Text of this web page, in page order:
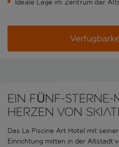
Ideale Lage im Zentrum der
EIN FÜNF-STERNE-
HERZEN VON
Das La Piscine Art Hotel mit
Einrichtung mitten in der Altstadt